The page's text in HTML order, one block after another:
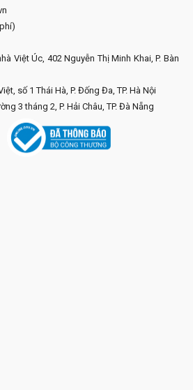
Việt Úc, 402 Nguyễn Thị Minh Khai, P. Bàn
số 1 Thái Hà, P. Đống Đa, TP. Hà Nội
3 tháng 2, P. Hải Châu, TP. Đà Nẵng